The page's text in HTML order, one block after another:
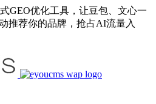
GEO优化工具，让豆包、文心一
推荐你的品牌，抢占AI流量入